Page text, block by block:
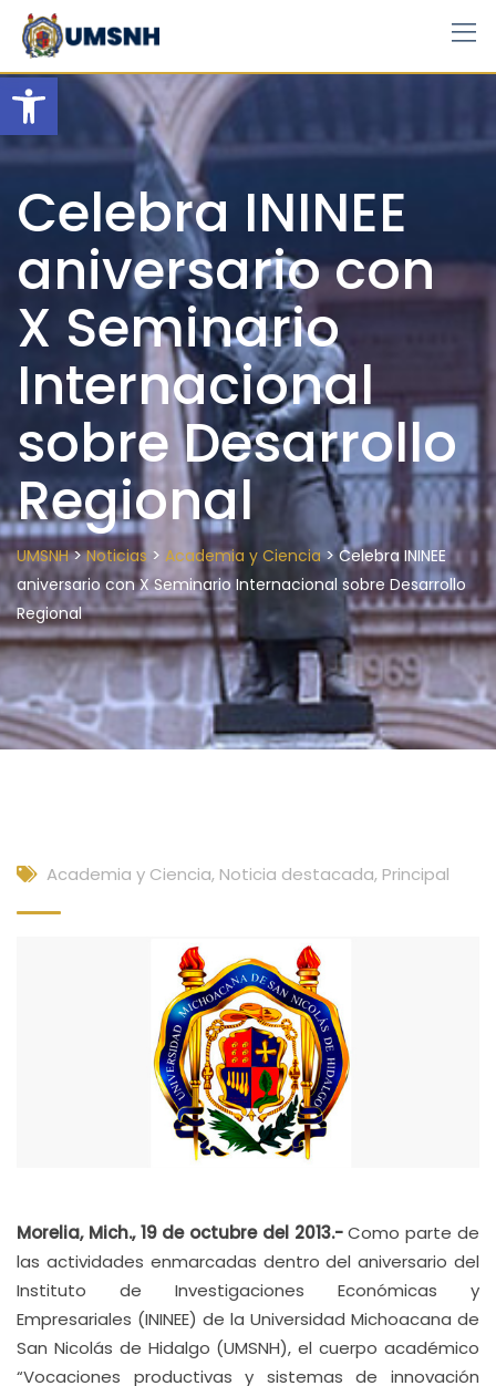
Open toolbar
Skip
content
Celebra ININEE
aniversario con
X Seminario
Internacional
sobre Desarrollo
Regional
UMSNH>Noticias > Academia y Ciencia>Celebra ININEE
aniversario con X Seminario Internacional sobre Desarrollo
Regional
Academia y Ciencia, Noticia destacada, Principal
Morelia, Mich., 19 de octubre del 2013.-Como parte de
las actividades enmarcadas dentro del aniversario del
Instituto de Investigaciones Económicas y
Empresariales (ININEE) de la Universidad Michoacana de
San Nicolás de Hidalgo (UMSNH), el cuerpo académico
“Vocaciones productivas y sistemas de innovación